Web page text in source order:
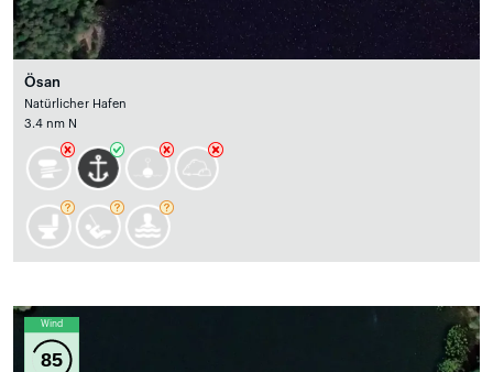
Ösan
Natürlicher Hafen
3.4 nm N
Wind
85